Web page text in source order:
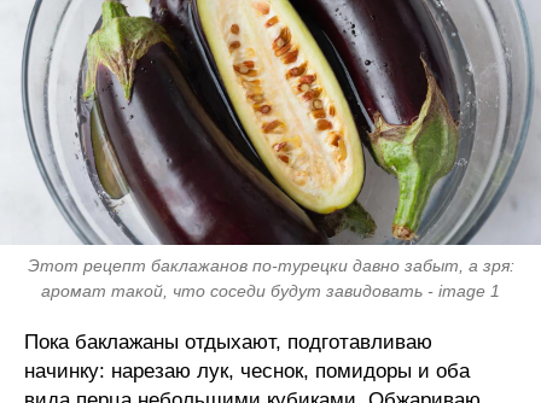
Этот рецепт баклажанов по-турецки давно забыт, а зря:
аромат такой, что соседи будут завидовать - image 1
Пока баклажаны отдыхают, подготавливаю
начинку: нарезаю лук, чеснок, помидоры и оба